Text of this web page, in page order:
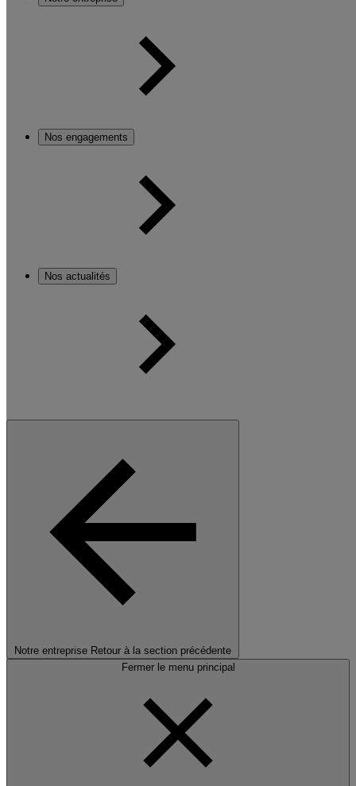
Nos engagements
Nos actualités
Notre entreprise Retour à la section précédente
Fermer le menu principal